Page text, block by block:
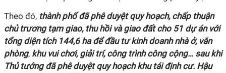
Theo đó, thành phố đã phê duyệt quy hoạch, chấp thuận
chủ trương tạm giao, thu hồi và giao đất cho 51 dự án với
tổng diện tích 144,6 ha để đầu tư kinh doanh nhà ở, văn
phòng, khu vui chơi, giải trí, công trình công cộng… sau khi
Thủ tướng đã phê duyệt quy hoạch khu tái định cư. Hậu